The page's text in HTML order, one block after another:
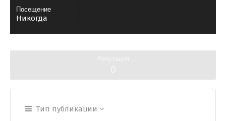
Посещение
Никогда
Тип публикации